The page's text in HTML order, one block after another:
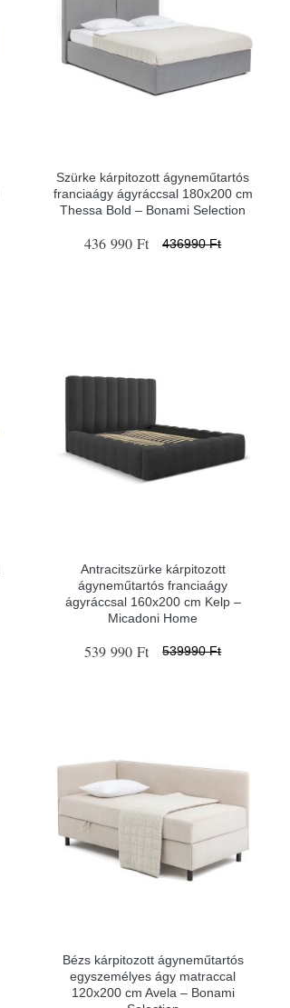
Szürke kárpitozott ágyneműtartós
franciaágy ágyráccsal 180x200 cm
Thessa Bold – Bonami Selection
436 990 Ft 436990 Ft
Antracitszürke kárpitozott
ágyneműtartós franciaágy
ágyráccsal 160x200 cm Kelp –
Micadoni Home
539 990 Ft 539990 Ft
Bézs kárpitozott ágyneműtartós
egyszemélyes ágy matraccal
120x200 cm Avela – Bonami